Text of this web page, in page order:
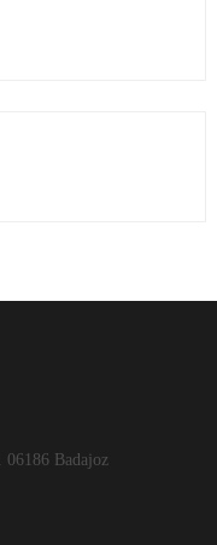
06186 Badajoz